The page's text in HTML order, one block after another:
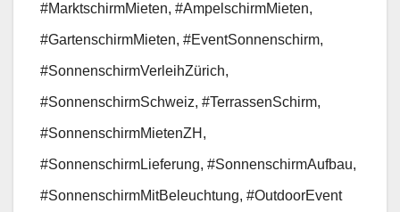
#MarktschirmMieten, #AmpelschirmMieten,
#GartenschirmMieten, #EventSonnenschirm,
#SonnenschirmVerleihZürich,
#SonnenschirmSchweiz, #TerrassenSchirm,
#SonnenschirmMietenZH,
#SonnenschirmLieferung, #SonnenschirmAufbau,
#SonnenschirmMitBeleuchtung, #OutdoorEvent